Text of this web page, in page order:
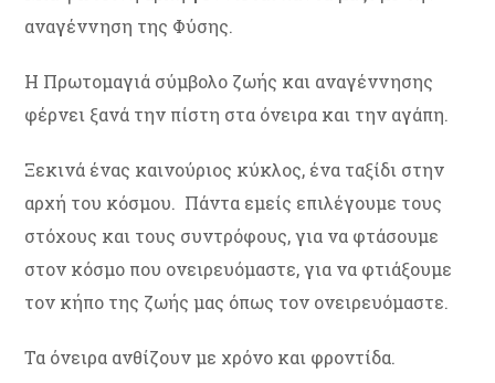
αναγέννηση της Φύσης.
Η Πρωτομαγιά σύμβολο ζωής και αναγέννησης
φέρνει ξανά την πίστη στα όνειρα και την αγάπη.
Ξεκινά ένας καινούριος κύκλος, ένα ταξίδι στην
αρχή του κόσμου. Πάντα εμείς επιλέγουμε τους
στόχους και τους συντρόφους, για να φτάσουμε
στον κόσμο που ονειρευόμαστε, για να φτιάξουμε
τον κήπο της ζωής μας όπως τον ονειρευόμαστε.
Τα όνειρα ανθίζουν με χρόνο και φροντίδα.